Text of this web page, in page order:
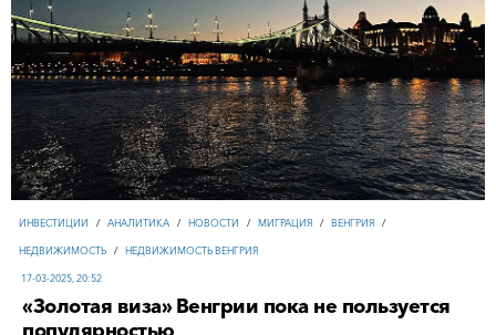
ИНВЕСТИЦИИ / АНАЛИТИКА / НОВОСТИ / МИГРАЦИЯ / ВЕНГРИЯ /
НЕДВИЖИМОСТЬ / НЕДВИЖИМОСТЬ ВЕНГРИЯ
17-03-2025, 20:52
«Золотая виза» Венгрии пока не пользуется